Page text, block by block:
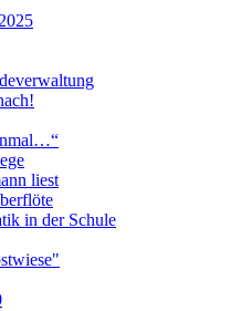
liest
in der Schule